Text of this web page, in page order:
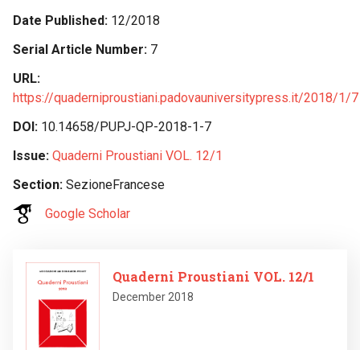
Date Published 12/2018
Serial Article Number 7
URL
https://quaderniproustiani.padovauniversitypress.it/2018/1/7
DOI 10.14658/PUPJ-QP-2018-1-7
Issue Quaderni Proustiani VOL. 12/1
Section SezioneFrancese
Google Scholar
Image
Quaderni Proustiani VOL. 12/1
December 2018